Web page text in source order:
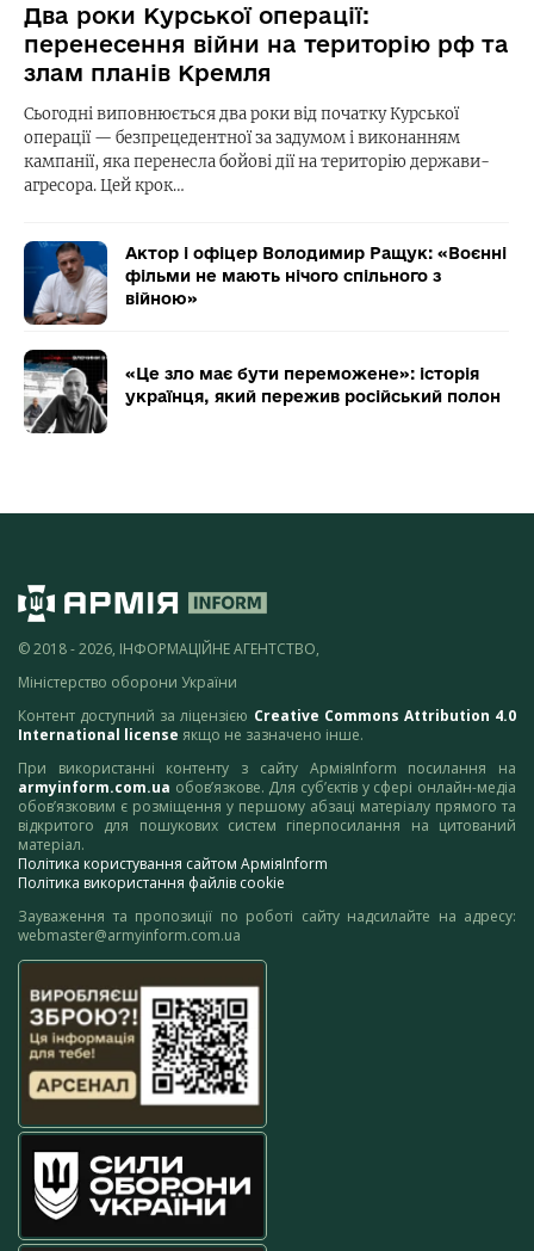
Два роки Курської операції:
перенесення війни на територію рф та
злам планів Кремля
Сьогодні виповнюється два роки від початку Курської
операції — безпрецедентної за задумом і виконанням
кампанії, яка перенесла бойові дії на територію держави-
агресора. Цей крок…
Актор і офіцер Володимир Ращук: «Воєнні
фільми не мають нічого спільного з
війною»
«Це зло має бути переможене»: історія
українця, який пережив російський полон
© 2018 - 2026, ІНФОРМАЦІЙНЕ АГЕНТСТВО,
Міністерство оборони України
Контент доступний за ліцензією Creative Commons Attribution 4.0
International license якщо не зазначено інше.
При використанні контенту з сайту АрміяInform посилання на
armyinform.com.ua обов’язкове. Для суб’єктів у сфері онлайн-медіа
обов’язковим є розміщення у першому абзаці матеріалу прямого та
відкритого для пошукових систем гіперпосилання на цитований
матеріал.
Політика користування сайтом АрміяInform
Політика використання файлів cookie
Зауваження та пропозиції по роботі сайту надсилайте на адресу:
webmaster@armyinform.com.ua